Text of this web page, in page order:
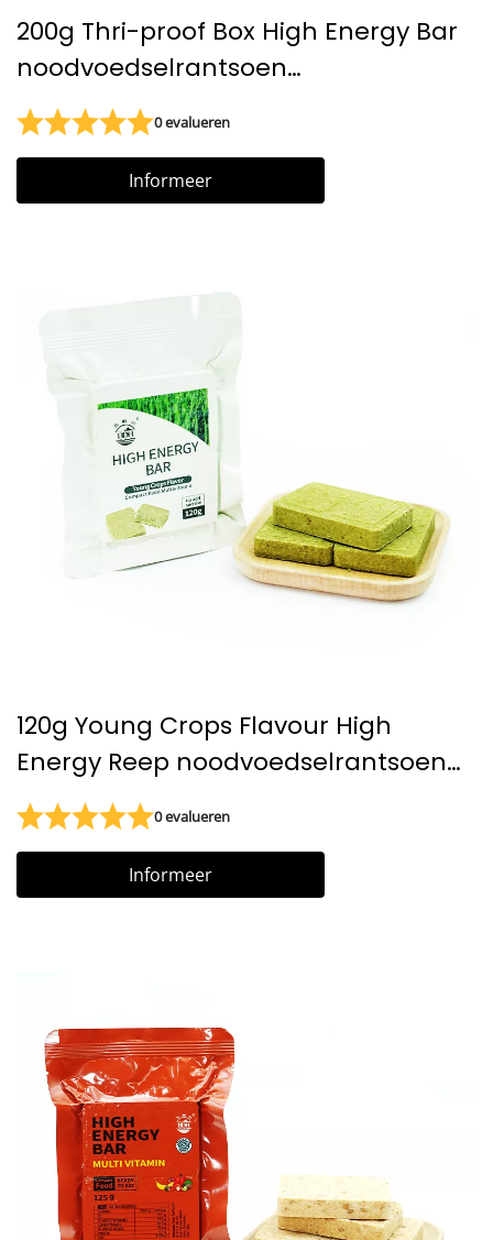
200g Thri-proof Box High Energy Bar
noodvoedselrantsoen
gecomprimeerde koekjes
Scheepskoekjes
0 evalueren
Informeer
120g Young Crops Flavour High
Energy Reep noodvoedselrantsoen
Reddingsboot noodrantsoenen
Energierijk voedsel voor wandelen
0 evalueren
Informeer